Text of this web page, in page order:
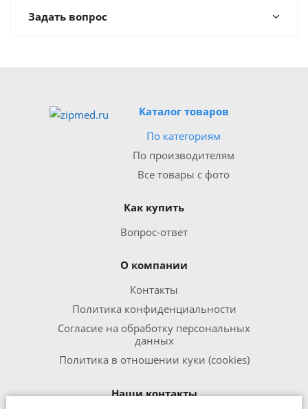
Задать вопрос
Каталог товаров
По категориям
По производителям
Все товары с фото
Как купить
Вопрос-ответ
О компании
Контакты
Политика конфиденциальности
Согласие на обработку персональных
данных
Политика в отношении куки (cookies)
Наши контакты